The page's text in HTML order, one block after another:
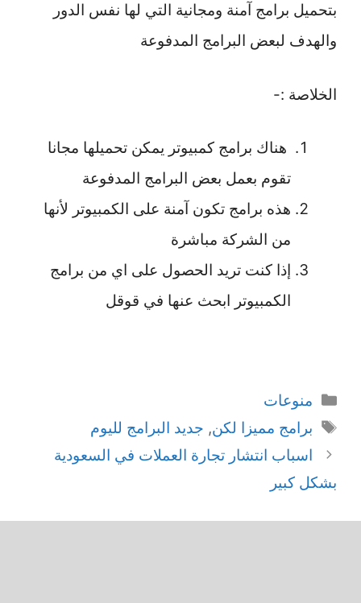
بتحميل برامج آمنة ومجانية التي لها نفس الدور
والهدف لبعض البرامج المدفوعة
الخلاصة :-
هناك برامج كمبيوتر يمكن تحميلها مجانا
تقوم بعمل بعض البرامج المدفوعة
هذه برامج تكون آمنة على الكمبيوتر لأنها
من الشركة مباشرة
إذا كنت تريد الحصول على اي من برامج
الكمبيوتر ابحث عنها في قوقل
التصنيفات
منوعات
الوسوم
برامج مميزا لكن, جديد البرامج لليوم
اسباب انتشار تجارة العملات في السعودية
بشكل كبير